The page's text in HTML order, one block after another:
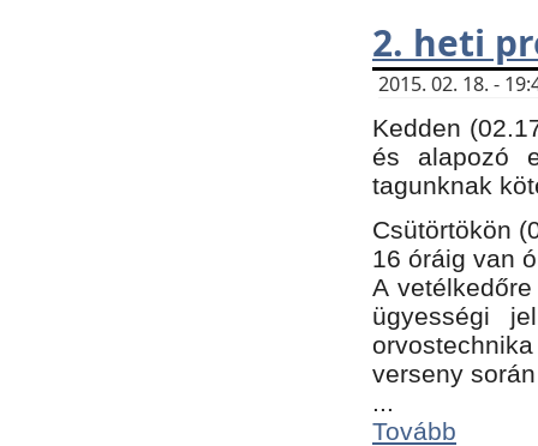
2. heti
2015. 02. 18. -
Kedden
és alapozó
tagunknak
Csütörtökön
16 óráig van
A
ügyességi
verseny
...
Tovább